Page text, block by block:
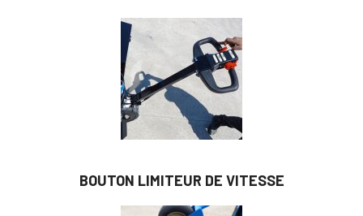
BOUTON LIMITEUR DE VITESSE